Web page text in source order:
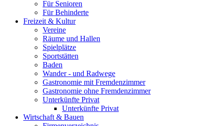
Für Senioren
Für Behinderte
Freizeit & Kultur
Vereine
Räume und Hallen
Spielplätze
Sportstätten
Baden
Wander - und Radwege
Gastronomie mit Fremdenzimmer
Gastronomie ohne Fremdenzimmer
Unterkünfte Privat
Unterkünfte Privat
Wirtschaft & Bauen